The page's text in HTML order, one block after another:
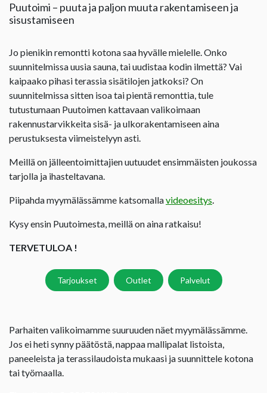
Puutoimi – puuta ja paljon muuta rakentamiseen ja
sisustamiseen
Jo pienikin remontti kotona saa hyvälle mielelle. Onko
suunnitelmissa uusia sauna, tai uudistaa kodin ilmettä? Vai
kaipaako pihasi terassia sisätilojen jatkoksi? On
suunnitelmissa sitten isoa tai pientä remonttia, tule
tutustumaan Puutoimen kattavaan valikoimaan
rakennustarvikkeita sisä- ja ulkorakentamiseen aina
perustuksesta viimeistelyyn asti.
Meillä on jälleentoimittajien uutuudet ensimmäisten joukossa
tarjolla ja ihasteltavana.
Piipahda myymälässämme katsomallavideoesitys.
Kysy ensin Puutoimesta, meillä on aina ratkaisu!
TERVETULOA !
Tarjoukset Outlet Palvelut
Parhaiten valikoimamme suuruuden näet myymälässämme.
Jos ei heti synny päätöstä, nappaa mallipalat listoista,
paneeleista ja terassilaudoista mukaasi ja suunnittele kotona
tai työmaalla.